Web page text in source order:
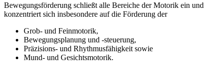
Bewegungsförderung schließt alle Bereiche der Motorik ein und
konzentriert sich insbesondere auf die Förderung der
Grob- und Feinmotorik,
Bewegungsplanung und -steuerung,
Präzisions- und Rhythmusfähigkeit sowie
Mund- und Gesichtsmotorik.